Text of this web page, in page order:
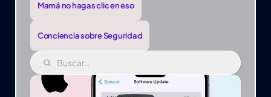
Mamá no hagas clic en eso
Conciencia sobre Seguridad